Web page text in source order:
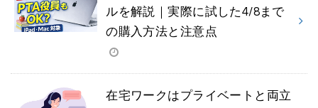
ルを解説｜実際に試した4/8まで
の購入方法と注意点
在宅ワークはプライベートと両立